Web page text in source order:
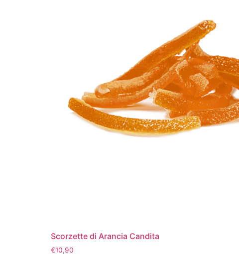
Scorzette di Arancia Candita
€10,90